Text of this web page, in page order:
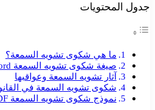
جدول المحتويات
ما هي شكوى تشويه السمعة؟
صيغة شكوى تشويه السمعة Word
آثار تشويه السمعة وعواقبها
شكوى تشويه السمعة في
نموذج شكوى تشويه السمعة PDF